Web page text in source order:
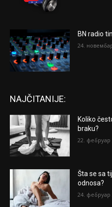
BN radio
24.
NAJČITANIJE:
Koliko
braku?
22. фебруар
Šta se sa
odnosa?
24. фебруар